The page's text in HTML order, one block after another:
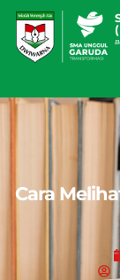
Cara